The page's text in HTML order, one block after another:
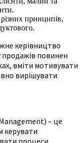
принципів,
керівництво
продажів повинен
вміти мотивувати
вирішувати
– це
керувати
процеси